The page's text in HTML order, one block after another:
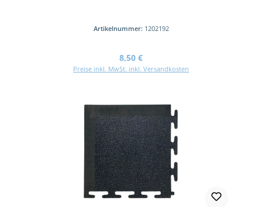
Artikelnummer: 1202192
Regulärer Preis:
8,50 €
Preise inkl. MwSt. inkl. Versandkosten